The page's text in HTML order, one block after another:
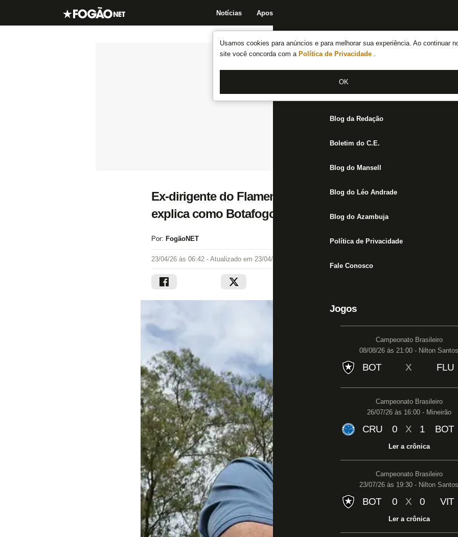
Usamos cookies para anúncios e para melhorar sua experiência. Ao continuar
site você concorda com a Política de Privacidade .
OK
Notícias Apostas
Notícias do Botafogo
Fórum
Jogos
Blog da Redação
Boletim do C.E.
Blog do Mansell
Blog do Léo Andrade
Blog do Azambuja
Política de Privacidade
Fale Conosco
Jogos
Campeonato Brasileiro
08/08/26 às 21:00 - Nilton Santos
BOT X FLU
Campeonato Brasileiro
26/07/26 às 16:00 - Mineirão
CRU 0 X 1 BOT
Ler a crônica
Campeonato Brasileiro
23/07/26 às 19:30 - Nilton Santos
BOT 0 X 0 VIT
Ler a crônica
Ex-dirigente do Flamengo diz que tentou Luiz Henrique
explica como Botafogo levou: ‘John Textor foi e
Por: FogãoNET
23/04/26 às 06:42 - Atualizado em 23/04/26 às 07:17